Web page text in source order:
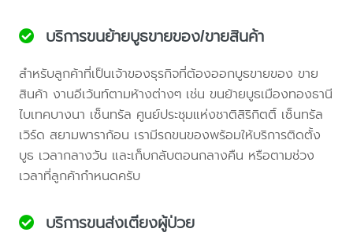
บริการขนย้ายบูธขายของ/ขายสินค้า
สำหรับลูกค้าที่เป็นเจ้าของธุรกิจที่ต้องออกบูธขายของ ขาย
สินค้า งานอีเว้นท์ตามห้างต่างๆ เช่น ขนย้ายบูธเมืองทองธานี
ไบเทคบางนา เซ็นทรัล ศูนย์ประชุมแห่งชาติสิริกิตติ์ เซ็นทรัล
เวิร์ด สยามพาราก้อน เรามีรถขนของพร้อมให้บริการติดตั้ง
บูธ เวลากลางวัน และเก็บกลับตอนกลางคืน หรือตามช่วง
เวลาที่ลูกค้ากำหนดครับ
บริการขนส่งเตียงผู้ป่วย